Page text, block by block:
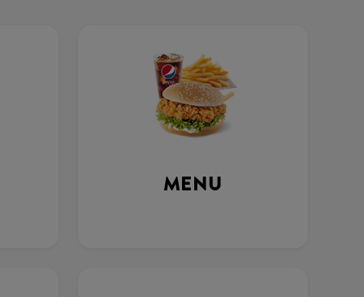
MENU